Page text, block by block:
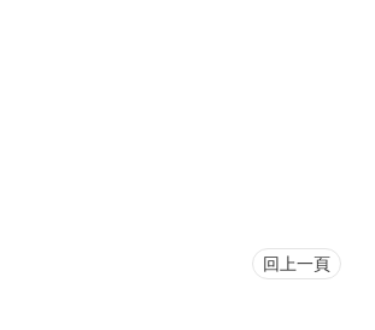
回上一頁